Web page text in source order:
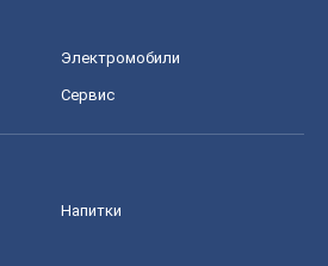
Электромобили
Сервис
Напитки